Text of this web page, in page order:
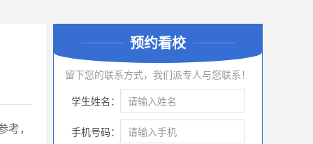
，
预约看校
留下您的联系方式，我们派专人与您联系！
学生姓名：
手机号码：